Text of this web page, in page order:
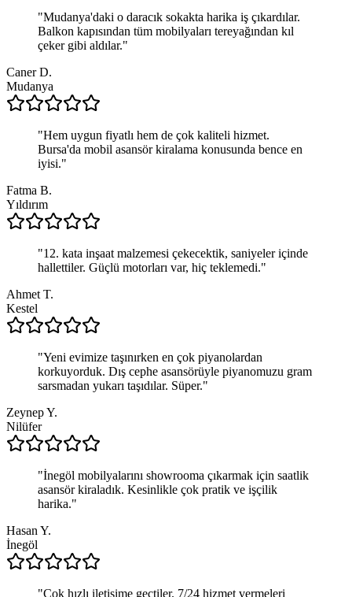
"Mudanya'daki o daracık sokakta harika iş çıkardılar.
Balkon kapısından tüm mobilyaları tereyağından kıl
çeker gibi aldılar."
Caner D.
Mudanya
"Hem uygun fiyatlı hem de çok kaliteli hizmet.
Bursa'da mobil asansör kiralama konusunda bence en
iyisi."
Fatma B.
Yıldırım
"12. kata inşaat malzemesi çekecektik, saniyeler içinde
hallettiler. Güçlü motorları var, hiç teklemedi."
Ahmet T.
Kestel
"Yeni evimize taşınırken en çok piyanolardan
korkuyorduk. Dış cephe asansörüyle piyanomuzu gram
sarsmadan yukarı taşıdılar. Süper."
Zeynep Y.
Nilüfer
"İnegöl mobilyalarını showrooma çıkarmak için saatlik
asansör kiraladık. Kesinlikle çok pratik ve işçilik
harika."
Hasan Y.
İnegöl
"Çok hızlı iletişime geçtiler. 7/24 hizmet vermeleri